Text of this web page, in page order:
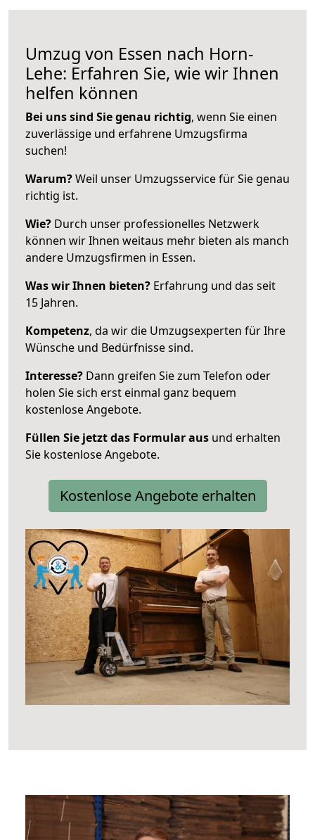
Umzug von Essen nach Horn-
Lehe: Erfahren Sie, wie wir Ihnen
helfen können
Bei uns sind Sie genau richtig, wenn Sie einen
zuverlässige und erfahrene Umzugsfirma
suchen!
Warum?Weil unser Umzugsservice für Sie genau
richtig ist.
Wie? Durch unser professionelles Netzwerk
können wir Ihnen weitaus mehr bieten als manch
andere Umzugsfirmen in Essen.
Was wir Ihnen bieten? Erfahrung und das seit
15 Jahren.
Kompetenz, da wir die Umzugsexperten für Ihre
Wünsche und Bedürfnisse sind.
Interesse? Dann greifen Sie zum Telefon oder
holen Sie sich erst einmal ganz bequem
kostenlose Angebote.
Füllen Sie jetzt das Formular aus und erhalten
Sie kostenlose Angebote.
Kostenlose Angebote erhalten